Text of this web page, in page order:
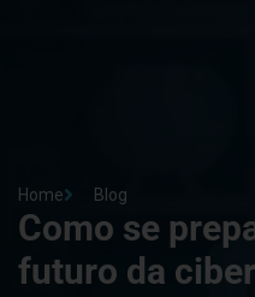
Home Blog
Como se
futuro da